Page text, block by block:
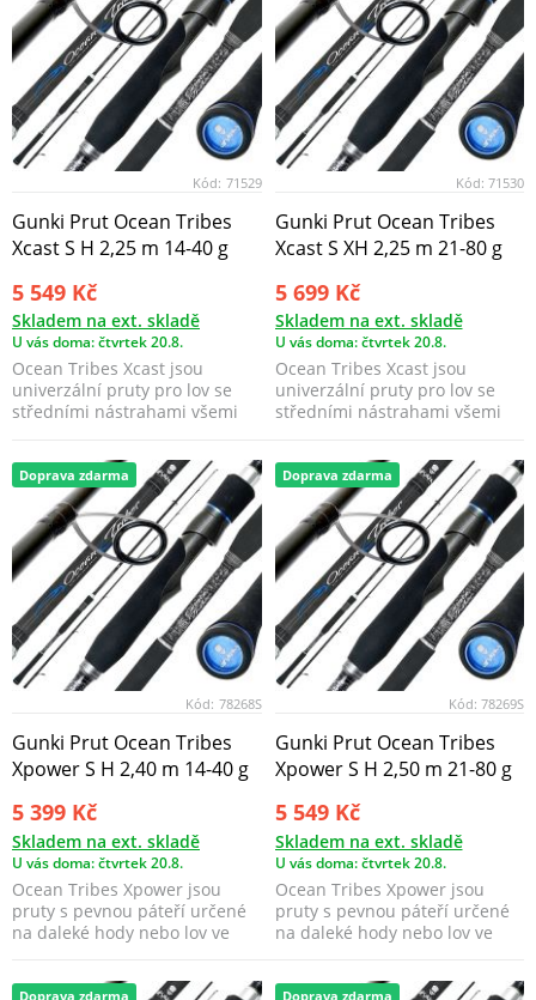
Kód: 71529
Gunki Prut Ocean Tribes
Xcast S H 2,25 m 14-40 g
5 549 Kč
Skladem na ext. skladě
U vás doma: čtvrtek 20.8.
Ocean Tribes Xcast jsou
univerzální pruty pro lov se
středními nástrahami všemi
Kód: 71530
Gunki Prut Ocean Tribes
Xcast S XH 2,25 m 21-80 g
5 699 Kč
Skladem na ext. skladě
U vás doma: čtvrtek 20.8.
Ocean Tribes Xcast jsou
univerzální pruty pro lov se
středními nástrahami všemi
Doprava zdarma
Kód: 78268S
Gunki Prut Ocean Tribes
Xpower S H 2,40 m 14-40 g
5 399 Kč
Skladem na ext. skladě
U vás doma: čtvrtek 20.8.
Ocean Tribes Xpower jsou
pruty s pevnou páteří určené
na daleké hody nebo lov ve
Doprava zdarma
Kód: 78269S
Gunki Prut Ocean Tribes
Xpower S H 2,50 m 21-80 g
5 549 Kč
Skladem na ext. skladě
U vás doma: čtvrtek 20.8.
Ocean Tribes Xpower jsou
pruty s pevnou páteří určené
na daleké hody nebo lov ve
Doprava zdarma Doprava zdarma